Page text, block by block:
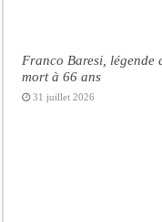
Franco Baresi, légende
mort à 66 ans
31 juillet 2026